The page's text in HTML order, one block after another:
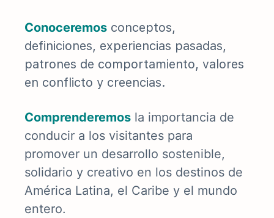
Conoceremos conceptos,
definiciones, experiencias pasadas,
patrones de comportamiento, valores
en conflicto y creencias.
Comprenderemos la importancia de
conducir a los visitantes para
promover un desarrollo sostenible,
solidario y creativo en los destinos de
América Latina, el Caribe y el mundo
entero.